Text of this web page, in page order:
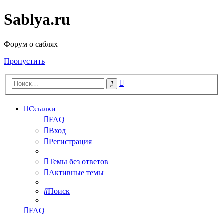
Sablya.ru
Форум о саблях
Пропустить
Поиск
Ссылки
FAQ
Вход
Регистрация
Темы без ответов
Активные темы
Поиск
FAQ